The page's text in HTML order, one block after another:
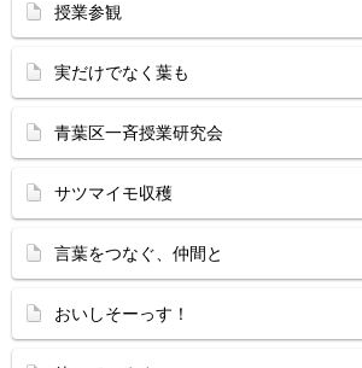
授業参観
実だけでなく葉も
青葉区一斉授業研究会
サツマイモ収穫
言葉をつなぐ、仲間と
おいしそーっす！